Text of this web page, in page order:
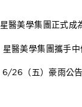
星醫美學集團正式成
星醫美學集團攜手
6/26（五）豪雨公